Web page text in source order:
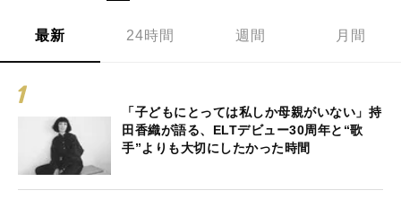
最新 24時間 週間 月間
「子どもにとっては私しか母親がいない」持
田香織が語る、ELTデビュー30周年と“歌
手”よりも大切にしたかった時間